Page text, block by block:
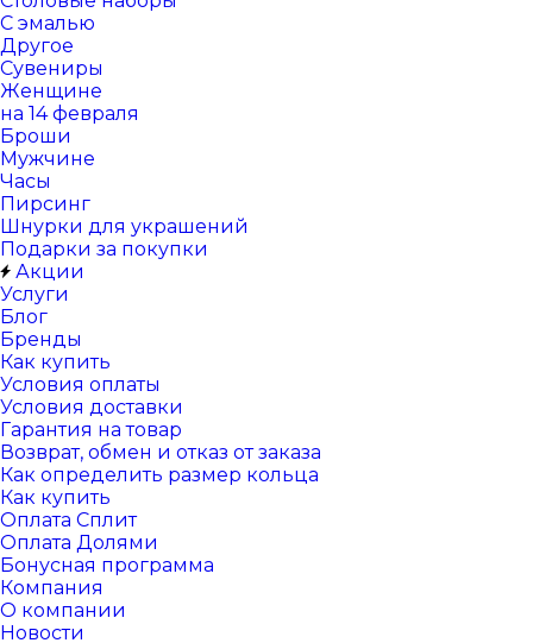
С эмалью
Другое
Сувениры
Женщине
на 14 февраля
Броши
Мужчине
Часы
Пирсинг
Шнурки для украшений
Подарки за покупки
Акции
Услуги
Блог
Бренды
Как купить
Условия оплаты
Условия доставки
Гарантия на товар
Возврат, обмен и отказ от заказа
Как определить размер кольца
Как купить
Оплата Сплит
Оплата Долями
Бонусная программа
Компания
О компании
Новости